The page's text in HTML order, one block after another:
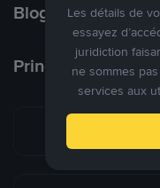
Blog P2P
Principaux
Les détails de
essayez
juridiction
ne sommes
services aux